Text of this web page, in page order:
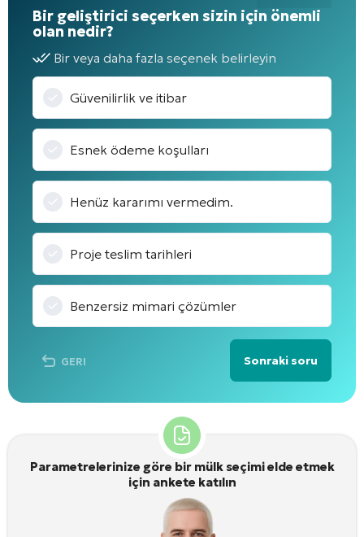
Bir geliştirici seçerken sizin için önemli
olan nedir?
Bir veya daha fazla seçenek belirleyin
Güvenilirlik ve itibar
Esnek ödeme koşulları
Henüz kararımı vermedim.
Proje teslim tarihleri
Benzersiz mimari çözümler
GERI Sonraki soru
Alternative:
Parametrelerinize göre bir mülk seçimi elde etmek
için ankete katılın